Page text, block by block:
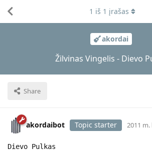
akordai
Žilvinas Vingelis - Dievo
Share
1 iš 1 įrašas
akordaibot Topic starter 2011
Dievo Pulkas